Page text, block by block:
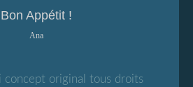
Bon Appétit !
Ana